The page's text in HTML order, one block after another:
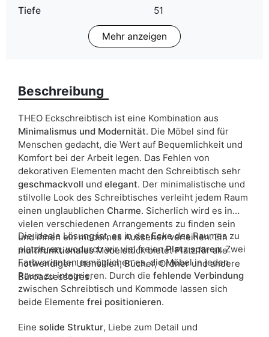
Tiefe 51
Matt
Breite 138
Liefertermin: 28 Werktage
Aufgrund des Produktionsprozesses und der
Materialeigenschaften sind Maßabweichungen von +/- 2–3 cm
möglich.
Mehr anzeigen
Beschreibung
THEO Eckschreibtisch ist eine Kombination aus
Minimalismus und Modernität. Die Möbel sind für
Menschen gedacht, die Wert auf Bequemlichkeit und
Komfort bei der Arbeit legen. Das Fehlen von
dekorativen Elementen macht den Schreibtisch sehr
geschmackvoll und elegant. Der minimalistische und
stilvolle Look des Schreibtisches verleiht jedem Raum
einen unglaublichen Charme. Sicherlich wird es in
vielen verschiedenen Arrangements zu finden sein
und ihnen ein modernes Aussehen verleihen. Ein
multifunktionalesMöbelstück bietet Platz für alle
notwendigen Utensilien, Bücher, Ordner und andere
Büroaccessoires.
Die ideale Lösung ist, es in derEckedes Raumes zu
platzieren, wodurch wir viel freienPlatz sparen. Zwei
Farbvarianten ermöglichen es, die Möbel in jeden
Raum zu integrieren. Durch die fehlende Verbindung
zwischen Schreibtisch und Kommode lassen sich
beide Elemente frei positionieren.
Eine solide Struktur, Liebe zum Detail und